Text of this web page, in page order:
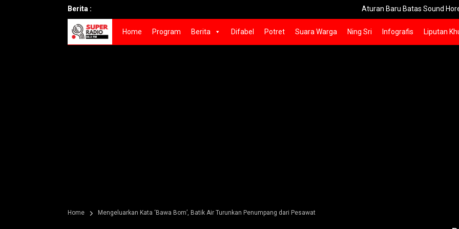
Berita : Aturan Baru Batas Sound Horeg Sidoarjo
Home Program Berita Difabel Potret Suara Warga Ning Sri Infografis Liputan
Home Mengeluarkan Kata ‘Bawa Bom’, Batik Air Turunkan Penumpang dari Pesawat